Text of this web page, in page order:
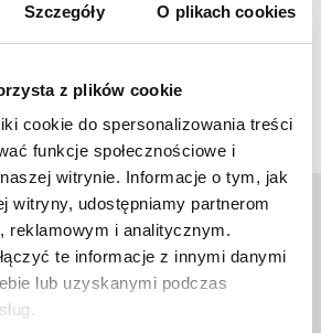
Szczegóły O plikach cookies
z plików cookie
cookie do spersonalizowania treści
funkcje społecznościowe i
witrynie. Informacje o tym, jak
witryny, udostępniamy partnerom
reklamowym i analitycznym.
te informacje z innymi danymi
lub uzyskanymi podczas
19„
czy rozmiar jest
pojazdu!